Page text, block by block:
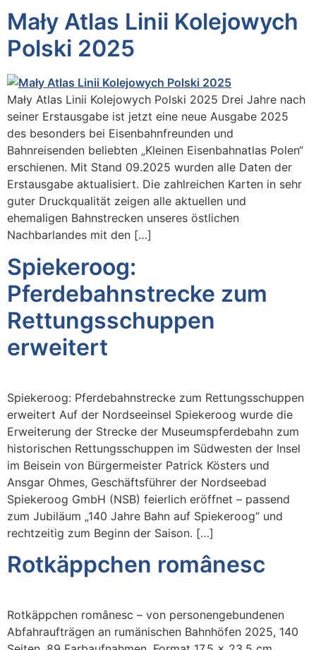
Mały Atlas Linii Kolejowych
Polski 2025
Mały Atlas Linii Kolejowych Polski 2025 Drei Jahre nach
seiner Erstausgabe ist jetzt eine neue Ausgabe 2025
des besonders bei Eisenbahnfreunden und
Bahnreisenden beliebten „Kleinen Eisenbahnatlas Polen“
erschienen. Mit Stand 09.2025 wurden alle Daten der
Erstausgabe aktualisiert. Die zahlreichen Karten in sehr
guter Druckqualität zeigen alle aktuellen und
ehemaligen Bahnstrecken unseres östlichen
Nachbarlandes mit den […]
Spiekeroog:
Pferdebahnstrecke zum
Rettungsschuppen
erweitert
Spiekeroog: Pferdebahnstrecke zum Rettungsschuppen
erweitert Auf der Nordseeinsel Spiekeroog wurde die
Erweiterung der Strecke der Museumspferdebahn zum
historischen Rettungsschuppen im Südwesten der Insel
im Beisein von Bürgermeister Patrick Kösters und
Ansgar Ohmes, Geschäftsführer der Nordseebad
Spiekeroog GmbH (NSB) feierlich eröffnet – passend
zum Jubiläum „140 Jahre Bahn auf Spiekeroog“ und
rechtzeitig zum Beginn der Saison. […]
Rotkäppchen românesc
Rotkäppchen românesc – von personengebundenen
Abfahraufträgen an rumänischen Bahnhöfen 2025, 140